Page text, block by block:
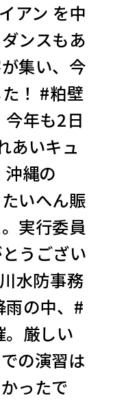
アン を中
ンスもあ
集い、今
！ #粕壁
今年も2日
あいキュ
沖縄の
いへん賑
実行委員
うござい
水防事務
雨の中、#
。厳しい
の演習は
ったで